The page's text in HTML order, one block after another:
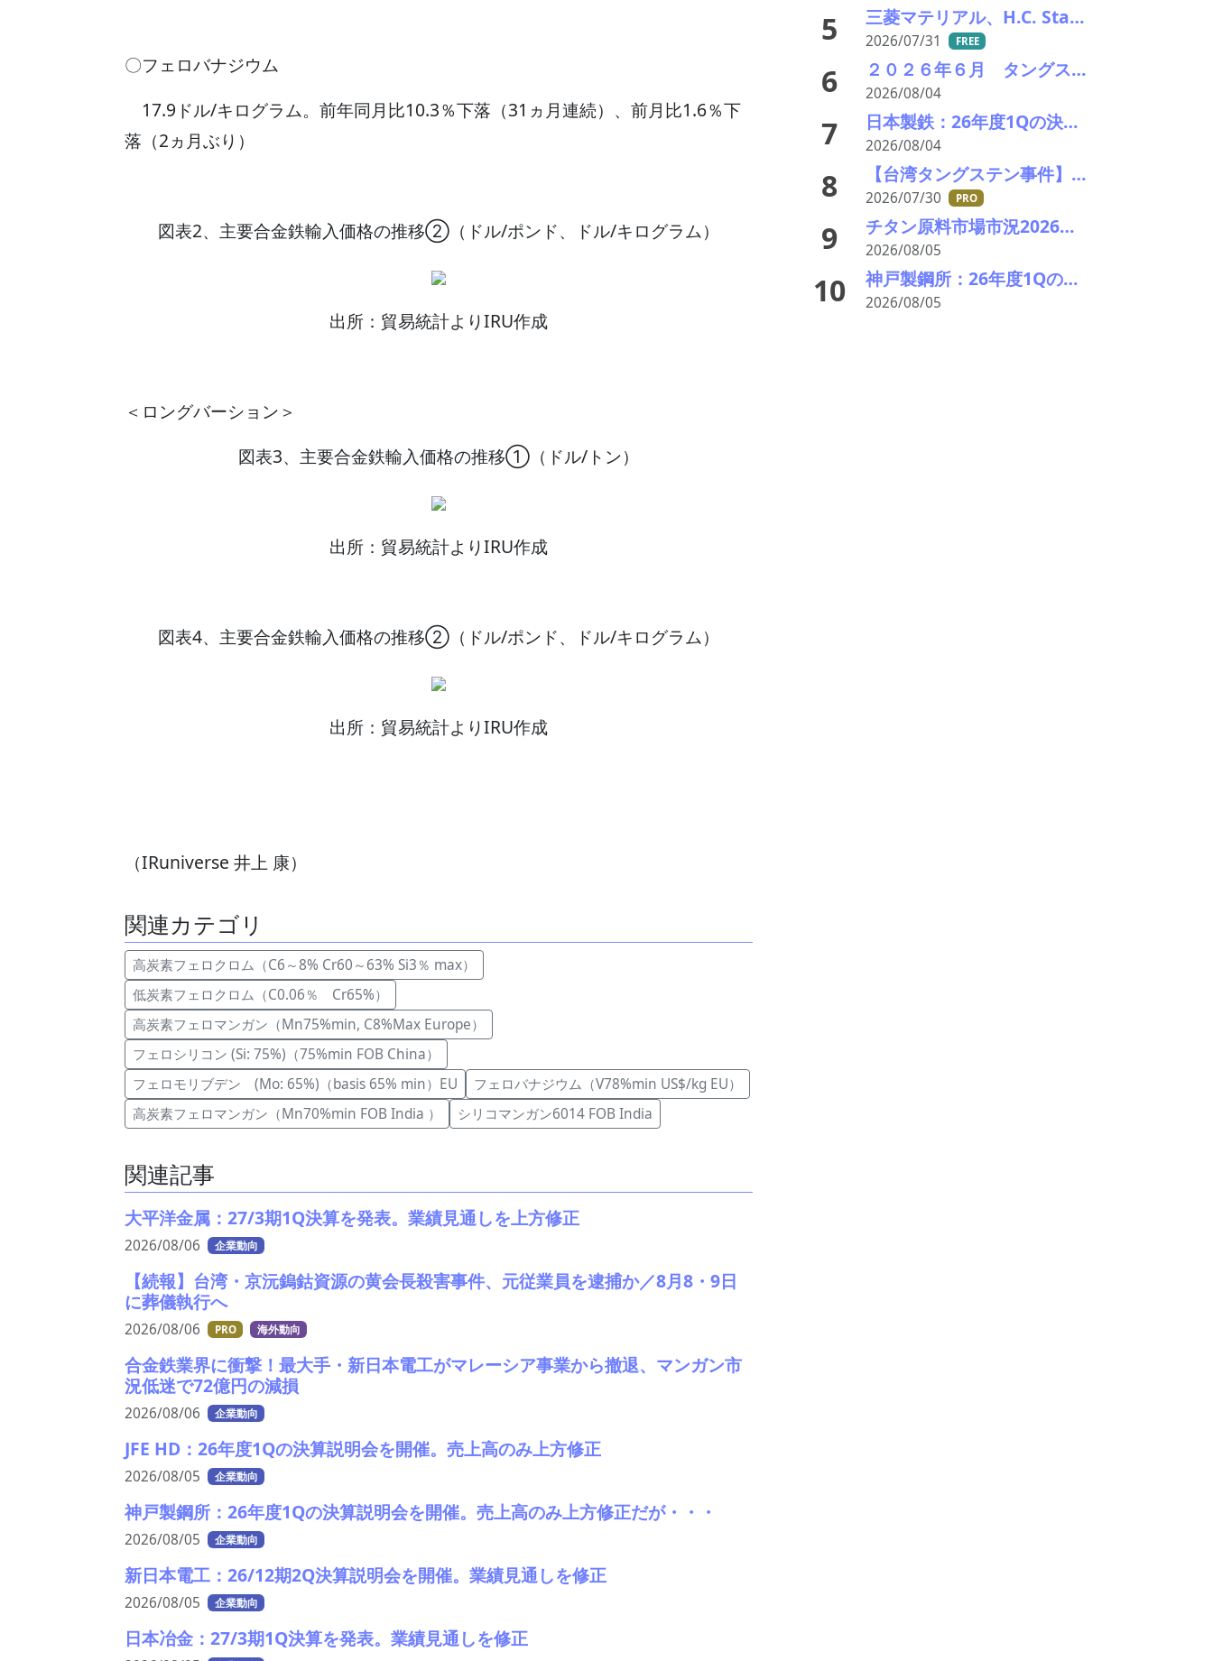
〇フェロバナジウム
17.9ドル/キログラム。前年同月比10.3％下落（31ヵ月連続）、前月比1.6％下
落（2ヵ月ぶり）
図表2、主要合金鉄輸入価格の推移②（ドル/ポンド、ドル/キログラム）
出所：貿易統計よりIRU作成
＜ロングバーション＞
図表3、主要合金鉄輸入価格の推移①（ドル/トン）
出所：貿易統計よりIRU作成
図表4、主要合金鉄輸入価格の推移②（ドル/ポンド、ドル/キログラム）
出所：貿易統計よりIRU作成
（IRuniverse 井上 康）
関連カテゴリ
高炭素フェロクロム（C6～8% Cr60～63% Si3％ max）
低炭素フェロクロム（C0.06％ Cr65%）
高炭素フェロマンガン（Mn75%min, C8%Max Europe）
フェロシリコン (Si: 75%)（75%min FOB China）
フェロモリブデン (Mo: 65%)（basis 65% min）EU
フェロバナジウム（V78%min US$/kg EU）
高炭素フェロマンガン（Mn70%min FOB India ）
シリコマンガン6014 FOB India
関連記事
大平洋金属：27/3期1Q決算を発表。業績見通しを上方修正
2026/08/06 企業動向
【続報】台湾・京沅鎢鈷資源の黄会長殺害事件、元従業員を逮捕か／8月8・9日
に葬儀執行へ
2026/08/06 PRO 海外動向
合金鉄業界に衝撃！最大手・新日本電工がマレーシア事業から撤退、マンガン市
況低迷で72億円の減損
2026/08/06 企業動向
JFE HD：26年度1Qの決算説明会を開催。売上高のみ上方修正
2026/08/05 企業動向
神戸製鋼所：26年度1Qの決算説明会を開催。売上高のみ上方修正だが・・・
2026/08/05 企業動向
新日本電工：26/12期2Q決算説明会を開催。業績見通しを修正
2026/08/05 企業動向
日本冶金：27/3期1Q決算を発表。業績見通しを修正
5 三菱マテリアル、H.C. Starckのタングステンリサイクル能力増強投資を決定－約5000万ユーロ投資
2026/07/31 FREE
6 ２０２６年６月 タングステンスクラップ輸出入統計分析 中国依存低下続く 価格高止まりで調達多極化進展
2026/08/04
7 日本製鉄：26年度1Qの決算説明会。USスチールが業績を牽引し業績見通しを上方修正
2026/08/04
8 【台湾タングステン事件】台湾・京沅鎢鈷の黄聖玹会長が自宅で殺害される APT工場拡張計画の矢先に
2026/07/30 PRO
9 チタン原料市場市況2026年8月 下落、最終需要戻らず 鉱石8年ぶり安値
2026/08/05
10 神戸製鋼所：26年度1Qの決算説明会を開催。売上高のみ上方修正だが・・・
2026/08/05